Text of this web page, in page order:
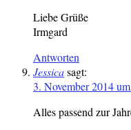
Liebe Grüße
Irmgard
Antworten
Jessicasagt:
3. November 2014
Alles passend zur